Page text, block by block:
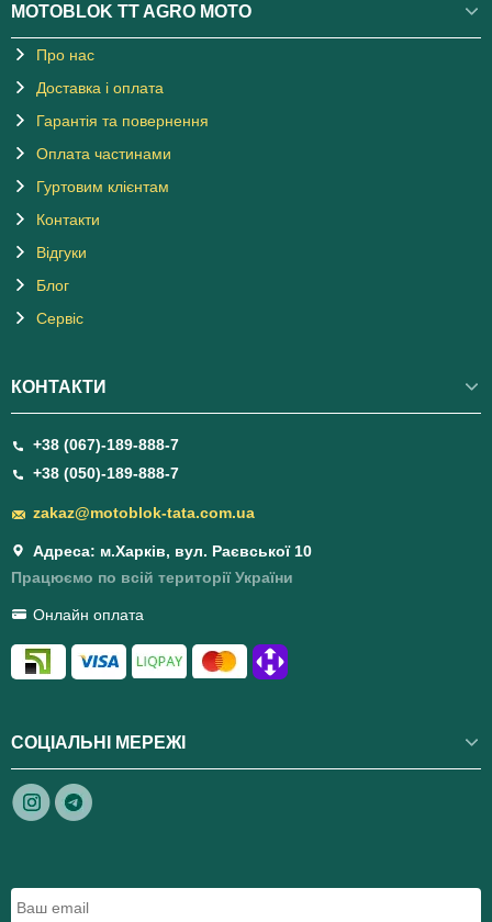
MOTOBLOK TT AGRO MOTO
Про нас
Доставка і оплата
Гарантія та повернення
Оплата частинами
Гуртовим клієнтам
Контакти
Відгуки
Блог
Сервіс
КОНТАКТИ
+38 (067)-189-888-7
+38 (050)-189-888-7
zakaz@motoblok-tata.com.ua
Адреса: м.Харків, вул. Раєвської 10
Працюємо по всій території України
Онлайн оплата
СОЦІАЛЬНІ МЕРЕЖІ